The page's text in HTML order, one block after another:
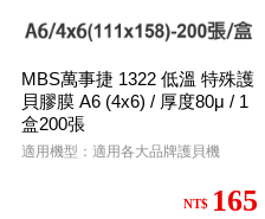
MBS萬事捷 1322 低溫 特殊護
貝膠膜 A6 (4x6) / 厚度80μ / 1
盒200張
適用機型：適用各大品牌護貝機
NT$ 165